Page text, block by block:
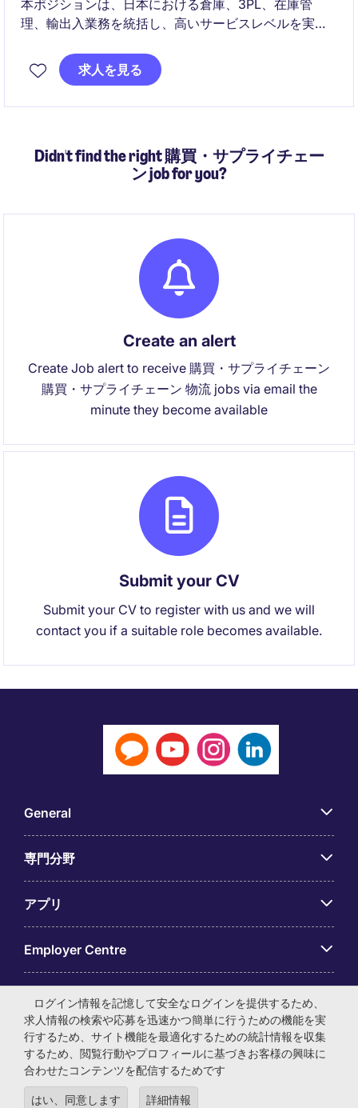
本ポジションは、日本における倉庫、3PL、在庫管
理、輸出入業務を統括し、高いサービスレベルを実現
ダー職です。少数精鋭のチームをマネジメントしなが
ら、APACのリージョナルチームと連携し、変革期にあ
求人を見る
Didn't find the right 購買・サプライチェー
ン job for you?
Create an alert
Create Job alert to receive 購買・サプライチェーン
購買・サプライチェーン 物流 jobs via email the
minute they become available
Submit your CV
Submit your CV to register with us and we will
contact you if a suitable role becomes available.
General
専門分野
アプリ
Employer Centre
© マイケル・ペイジ・インターナショナル・ジャパン株式会
社 法人番号：0104-01-043253 本社所在地：〒105-0001 東
京都港区虎ノ門4-3-13 ヒューリック神谷町ビル6階 有料職業
紹介事業許可番号：13-ユ-040405 ／ 労働者派遣事業許可番
ログイン情報を記憶して安全なログインを提供するため、
求人情報の検索や応募を迅速かつ簡単に行うための機能を実
行するため、サイト機能を最適化するための統計情報を収集
するため、閲覧行動やプロフィールに基づきお客様の興味に
合わせたコンテンツを配信するためです
はい、同意します 詳細情報